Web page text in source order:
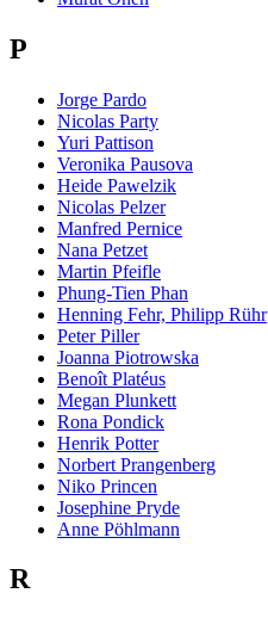
P
Jorge Pardo
Nicolas Party
Yuri Pattison
Veronika Pausova
Heide Pawelzik
Nicolas Pelzer
Manfred Pernice
Nana Petzet
Martin Pfeifle
Phung-Tien Phan
Henning Fehr, Philipp Rühr
Peter Piller
Joanna Piotrowska
Benoît Platéus
Megan Plunkett
Rona Pondick
Henrik Potter
Norbert Prangenberg
Niko Princen
Josephine Pryde
Anne Pöhlmann
R